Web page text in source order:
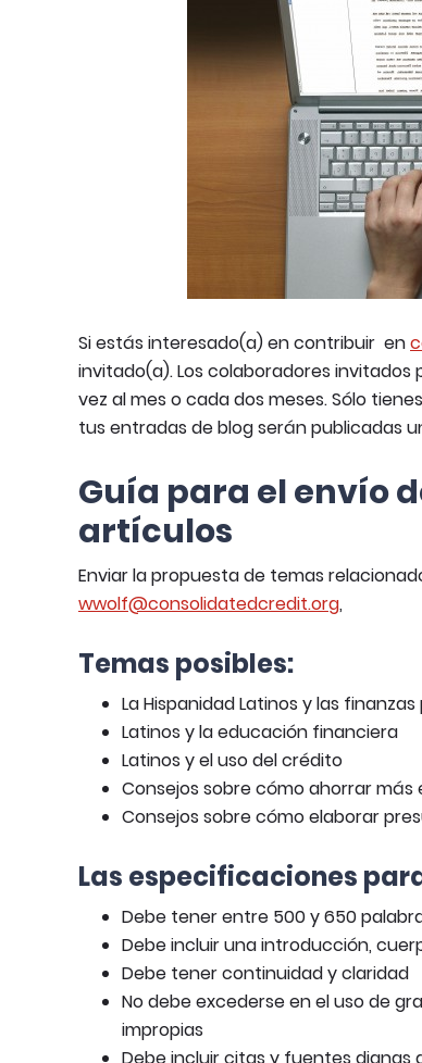
Si estás interesado(a) en contribuir en
invitado(a). Los colaboradores
vez al mes o cada dos meses. Sólo
tus entradas de blog serán publicadas
Guía para el envío
artículos
Enviar la propuesta de temas
wwolf@consolidatedcredit.org,
Temas posibles:
La Hispanidad Latinos y las
Latinos y la educación financiera
Latinos y el uso del crédito
Consejos sobre cómo ahorrar
Consejos sobre cómo elaborar
Las especificaciones
Debe tener entre 500 y 650
Debe incluir una introducción,
Debe tener continuidad y claridad
No debe excederse en el uso de
impropias